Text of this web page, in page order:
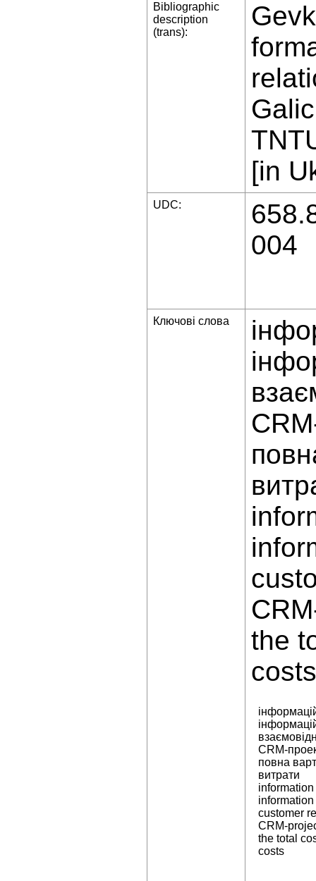
Bibliographic
description
(trans):
[in
UDC:
004
Ключові слова
the
costs
CRM-
повна
витрати
customer
CRM-
the total
costs